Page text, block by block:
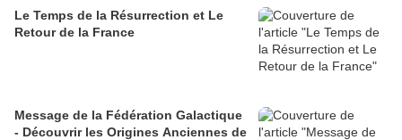
Le Temps de la Résurrection et Le
Retour de la France
Message de la Fédération Galactique
- Découvrir les Origines Anciennes de